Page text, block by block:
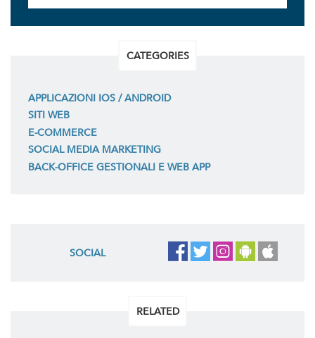
CATEGORIES
APPLICAZIONI IOS / ANDROID
SITI WEB
E-COMMERCE
SOCIAL MEDIA MARKETING
BACK-OFFICE GESTIONALI E WEB APP
SOCIAL
RELATED